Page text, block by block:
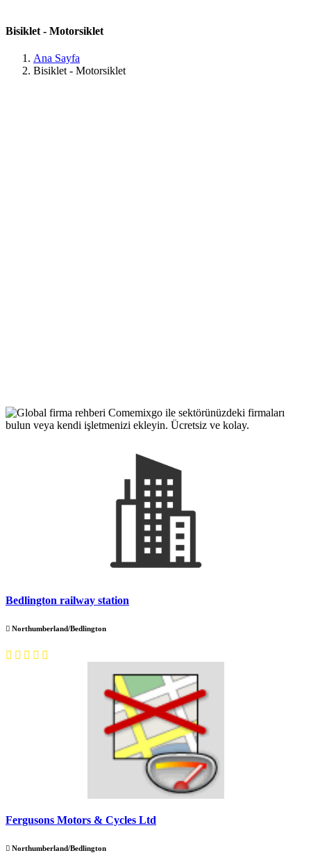
Bisiklet - Motorsiklet
Ana Sayfa
Bisiklet - Motorsiklet
Bedlington railway station
Northumberland/Bedlington
Fergusons Motors & Cycles Ltd
Northumberland/Bedlington